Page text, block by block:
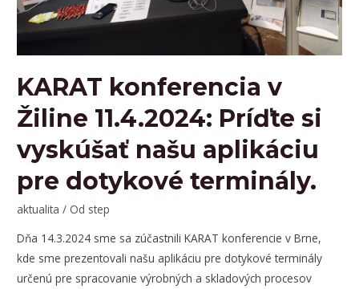
KARAT konferencia v
Žiline 11.4.2024: Príďte si
vyskúšať našu aplikáciu
pre dotykové terminály.
aktualita / Od step
Dňa 14.3.2024 sme sa zúčastnili KARAT konferencie v Brne,
kde sme prezentovali našu aplikáciu pre dotykové terminály
určenú pre spracovanie výrobných a skladových procesov